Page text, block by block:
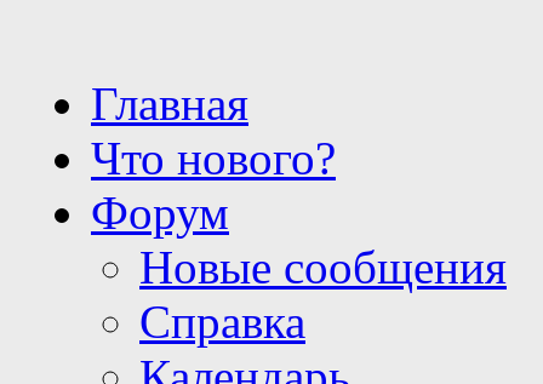
Главная
Что нового?
Форум
Новые сообщения
Справка